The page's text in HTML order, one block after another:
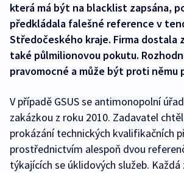
která má být na blacklist zapsána,
předkládala falešné reference v
Středočeského kraje. Firma dostala
také půlmilionovou pokutu.
pravomocné a může být proti němu
V případě GSUS se antimonopolní
zakázkou z roku 2010. Zadavatel
prokázání technických kvalifikačních
prostřednictvím alespoň dvou
týkajících se úklidových služeb.